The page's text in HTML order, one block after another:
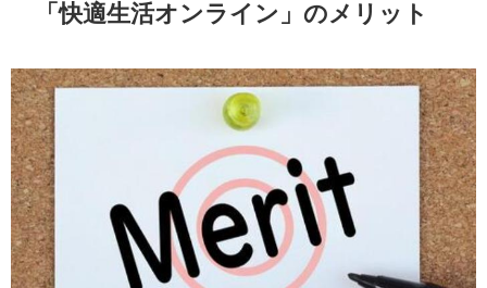
「快適生活オンライン 」のメリット